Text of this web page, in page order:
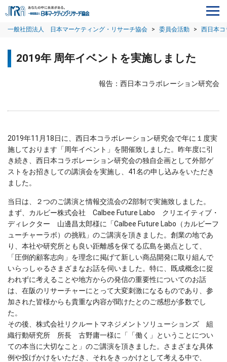
一般社団法人 日本マーケティング・リサーチ協会 > 委員会活動 > 西日本コ
2019年 周年イベントを実施しました
報告：西日本コラボレーション研究会
2019年11月18日に、西日本コラボレーション研究会で年に１度実
施しております「周年イベント」を開催致しました。昨年度に引
き続き、西日本コラボレーション研究会の独自企画として外部ゲ
ストをお招きしての講演会を実施し、41名の申し込みをいただき
ました。
当日は、２つのご講演と情報交流会の2部制で実施致しました。
まず、カルビー株式会社 Calbee Future Labo クリエイティブ・
ディレクター 山邊昌太郎様に「Calbee Future Labo（カルビーフ
ューチャーラボ）の挑戦」のご講演を頂きました。創業の地であ
り、本社や研究所とも良い距離感を保てる広島を拠点として、
「圧倒的顧客志向」を理念に掲げて新しい商品開発に取り組んで
いらっしゃるさまざまなお話を伺いました。特に、既成概念に捉
われずに考えることや地方からの発信の重要性についてのお話
は、在阪のリサーチャーにとって大変刺激になるものであり、参
加された皆様からも貴重な内容が聞けたとのご感想が多数でし
た。
その後、株式会社リクルートマネジメントソリューションズ 組
織行動研究所 所長 古野庸一様に「「働く」ということについ
ての本当に大切なこと」のご講演を頂きました。さまざまな具体
例や投げかけをいただき、それをきっかけとして考える中で、